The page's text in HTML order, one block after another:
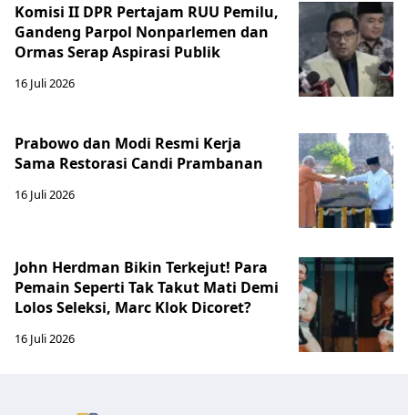
Komisi II DPR Pertajam RUU Pemilu,
Gandeng Parpol Nonparlemen dan
Ormas Serap Aspirasi Publik
16 Juli 2026
Prabowo dan Modi Resmi Kerja
Sama Restorasi Candi Prambanan
16 Juli 2026
John Herdman Bikin Terkejut! Para
Pemain Seperti Tak Takut Mati Demi
Lolos Seleksi, Marc Klok Dicoret?
16 Juli 2026